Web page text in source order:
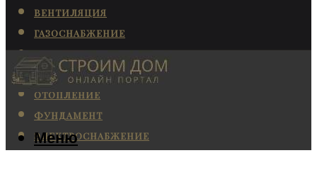
ВЕНТИЛЯЦИЯ
ГАЗОСНАБЖЕНИЕ
КАНАЛИЗАЦИЯ
КОНДИЦИОНИРОВАНИЕ
ОТОПЛЕНИЕ
ФУНДАМЕНТ
ЭЛЕКТРОСНАБЖЕНИЕ
Меню